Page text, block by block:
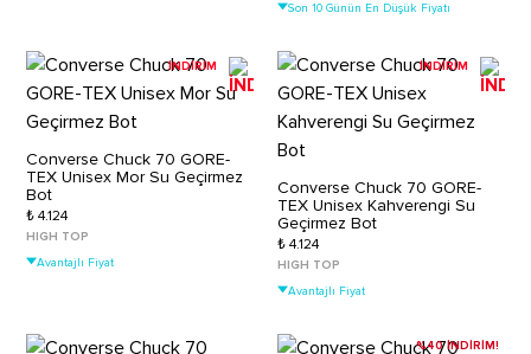
Son 10 Günün En Düşük Fiyatı
İNDİRİM
Converse Chuck 70 GORE-
TEX Unisex Mor Su Geçirmez
Bot
₺ 4.124
HIGH TOP
Avantajlı Fiyat
İNDİRİM
Converse Chuck 70 GORE-
TEX Unisex Kahverengi Su
Geçirmez Bot
₺ 4.124
HIGH TOP
Avantajlı Fiyat
%40 İNDİRİM!